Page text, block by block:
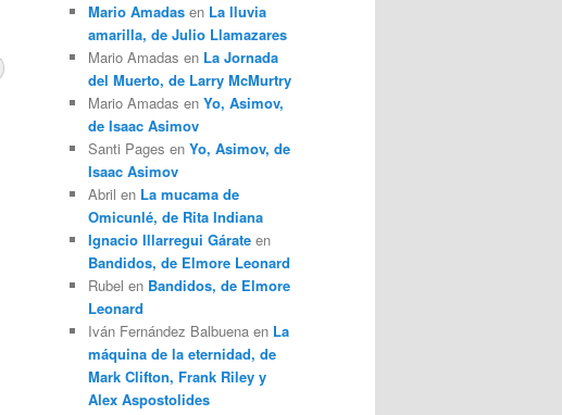
Mario Amadas en La lluvia
amarilla, de Julio Llamazares
Mario Amadas en La Jornada
del Muerto, de Larry McMurtry
Mario Amadas en Yo, Asimov,
de Isaac Asimov
Santi Pages en Yo, Asimov, de
Isaac Asimov
Abril en La mucama de
Omicunlé, de Rita Indiana
Ignacio Illarregui Gárate en
Bandidos, de Elmore Leonard
Rubel en Bandidos, de Elmore
Leonard
Iván Fernández Balbuena en La
máquina de la eternidad, de
Mark Clifton, Frank Riley y
Alex Aspostolides